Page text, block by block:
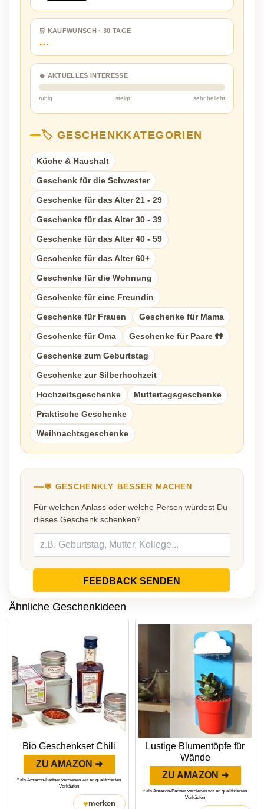
🛒 KAUFWUNSCH · 30 TAGE
…
🔥 AKTUELLES INTERESSE
ruhig steigt sehr beliebt
🏷️ GESCHENKKATEGORIEN
Küche & Haushalt
Geschenk für die Schwester
Geschenke für das Alter 21 - 29
Geschenke für das Alter 30 - 39
Geschenke für das Alter 40 - 59
Geschenke für das Alter 60+
Geschenke für die Wohnung
Geschenke für eine Freundin
Geschenke für Frauen Geschenke für Mama
Geschenke für Oma Geschenke für Paare 👫
Geschenke zum Geburtstag
Geschenke zur Silberhochzeit
Hochzeitsgeschenke Muttertagsgeschenke
Praktische Geschenke
Weihnachtsgeschenke
💬 GESCHENKLY BESSER MACHEN
Für welchen Anlass oder welche Person würdest Du
dieses Geschenk schenken?
FEEDBACK SENDEN
Ähnliche Geschenkideen
Bio Geschenkset Chili
ZU AMAZON ➜
* als Amazon-Partner verdienen wir an qualifizierten
Verkäufen
♥merken
Lustige Blumentöpfe für
Wände
ZU AMAZON ➜
* als Amazon-Partner verdienen wir an qualifizierten
Verkäufen